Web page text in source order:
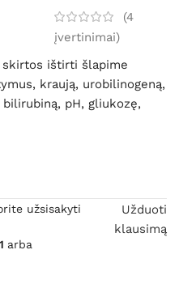
(4
įvertinimai)
ištirti šlapime
kraują, urobilinogeną,
pH, gliukozę,
užsisakyti
arba
Užduoti
klausimą